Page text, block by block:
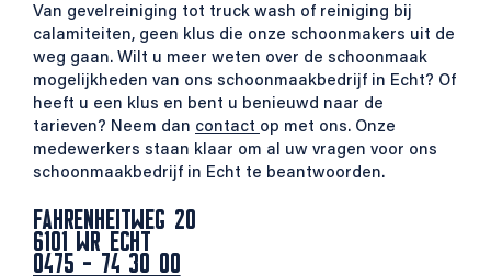
Van gevelreiniging tot truck wash of reiniging bij
calamiteiten, geen klus die onze schoonmakers uit de
weg gaan. Wilt u meer weten over de schoonmaak
mogelijkheden van ons schoonmaakbedrijf in Echt? Of
heeft u een klus en bent u benieuwd naar de
tarieven? Neem dan contact op met ons. Onze
medewerkers staan klaar om al uw vragen voor ons
schoonmaakbedrijf in Echt te beantwoorden.
FAHRENHEITWEG 20
6101 WR ECHT
0475 - 74 30 00